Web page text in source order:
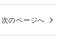
次のページへ